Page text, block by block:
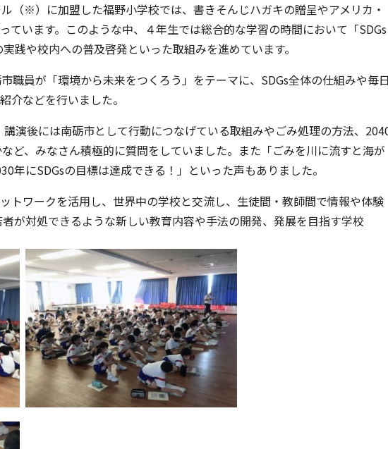
（※）に加盟した福野小学校では、書きそんじハガキの贈呈やアメリカ・
ています。このような中、４年生では総合的な学習の時間において「SDGs
践や校内への普及啓発といった取組みを進めています。
職員が「環境から未来をつくろう」をテーマに、SDGs全体の仕組みや毎日
介などを行いました。
演後には南砺市として行動につなげている取組みやごみ処理の方法、
ど、みなさん積極的に質問をしていました。また「ごみを川に流すと海が
年にSDGsの目標は達成できる！」といった声もありました。
ワークを活用し、世界中の学校と交流し、生徒間・教師間で情報や体験
が対処できるような新しい教育内容や手法の開発、発展を目指す学校